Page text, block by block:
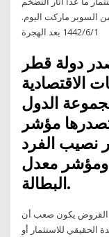
يمكن شراؤها مقابل 1 دولار، 500 من السوبر ماركت اليوم.
1‏‏/6‏‏/1442 بعد الهجرة
دولة قطر
الاقتصادية
الدول
مؤشر
نصيب الفرد
ومؤشر معدل
البطالة.
القروض يكون صعب أن
الحقيقي للاستثمار أو